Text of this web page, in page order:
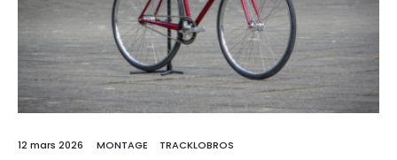
12 mars 2026 MONTAGE TRACKLOBROS